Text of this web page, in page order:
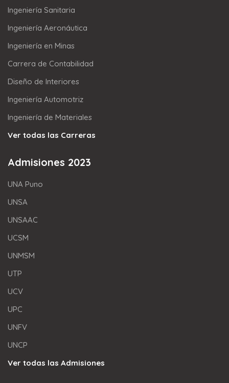
Ingeniería Sanitaria
Ingeniería Aeronáutica
Ingeniería en Minas
Carrera de Contabilidad
Diseño de Interiores
Ingeniería Automotriz
Ingeniería de Materiales
Ver todas las Carreras
Admisiones 2023
UNA Puno
UNSA
UNSAAC
UCSM
UNMSM
UTP
UCV
UPC
UNFV
UNCP
Ver todas las Admisiones